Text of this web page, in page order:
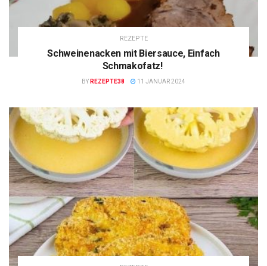
REZEPTE
Schweinenacken mit Biersauce, Einfach
Schmakofatz!
BY REZEPTE38 11 JANUAR 2024